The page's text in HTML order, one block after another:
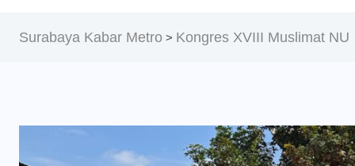
Surabaya Kabar Metro > Kongres XVIII Muslimat NU